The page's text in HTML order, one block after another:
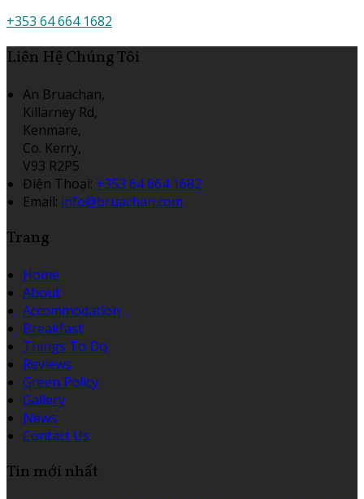
+353 64 664 1682
Liên Hệ Chúng Tôi
An Bruachan,
Killarney Rd,
Kenmare,
Co. Kerry,
V93 R2P5
Điện Thoại: +353 64 664 1682
Email: info@bruachan.com
Trang
Home
About
Accommodation
Breakfast
Things To Do
Reviews
Green Policy
Gallery
News
Contact Us
Tin mới nhất